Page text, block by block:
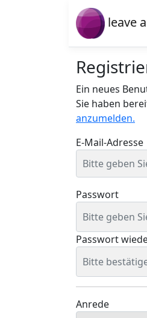
leave
Ein neues
Sie haben
anzumelden.
E-Mail-Adresse
Passwort
Passwort
Anrede